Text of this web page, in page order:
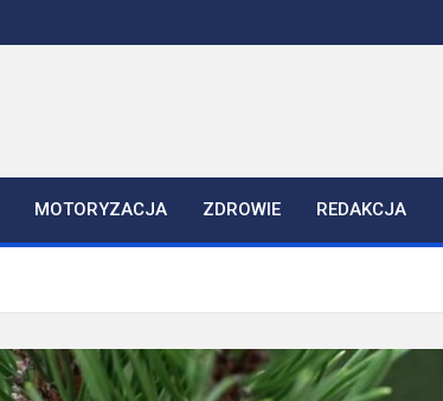
MOTORYZACJA ZDROWIE REDAKCJA